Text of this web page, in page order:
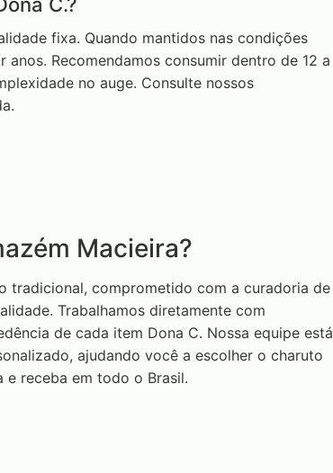
fixa. Quando mantidos nas condições
Recomendamos consumir dentro de 12 a
no auge. Consulte nossos
Macieira?
tradicional, comprometido com a curadoria de
Trabalhamos diretamente com
de cada item Dona C. Nossa equipe está
ajudando você a escolher o charuto
receba em todo o Brasil.